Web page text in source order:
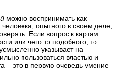
можно воспринимать как
опытного в своем деле,
Если вопрос к картам
или чего то подобного, то
указывает на
пользоваться властью и
– это в первую очередь умение